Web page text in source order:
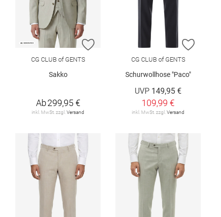
ZUR WUNSCHLISTE HINZUFÜGEN
CG CLUB of GENTS
Sakko
Ab299,95 €
inkl. MwSt. zzgl. Versand
ZUR
CG CLUB of GENTS
Schurwollhose "Paco"
UVP 149,95 €
109,99 €
inkl. MwSt. zzgl. Versand